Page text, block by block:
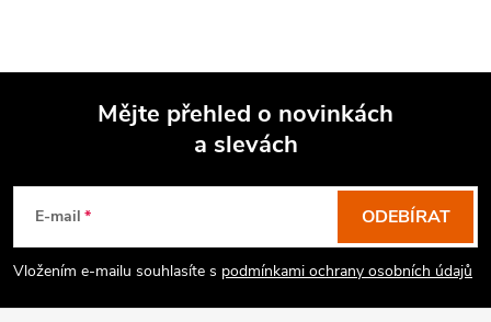
Mějte přehled o novinkách
a slevách
E-mail
Vložením e-mailu souhlasíte s podmínkami ochrany osobních údajů
ODEBÍRAT